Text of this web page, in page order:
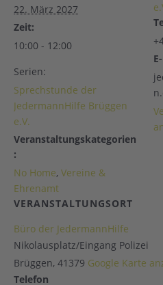
22. März 2027
Zeit:
10:00 - 12:00
Serien:
Sprechstunde der
JedermannHilfe Brüggen
e.V.
Veranstaltungskategorien
:
No Home, Vereine &
Ehrenamt
VERANSTALTUNGSORT
Büro der JedermannHilfe
Nikolausplatz/Eingang Polizei
Brüggen, 41379 Google Karte
Telefon